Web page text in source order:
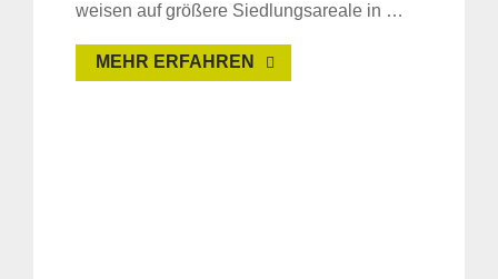
weisen auf größere Siedlungsareale in …
MEHR ERFAHREN